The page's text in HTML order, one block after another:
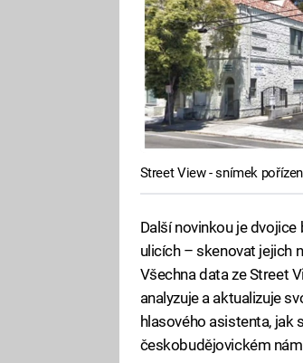
Street View - snímek
Další novinkou je
ulicích – skenovat jejich
Všechna data ze Street
analyzuje a aktualizuje
hlasového asistenta, jak
českobudějovickém